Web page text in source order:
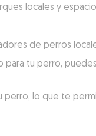
locales y
de perros
tu perro,
lo que te